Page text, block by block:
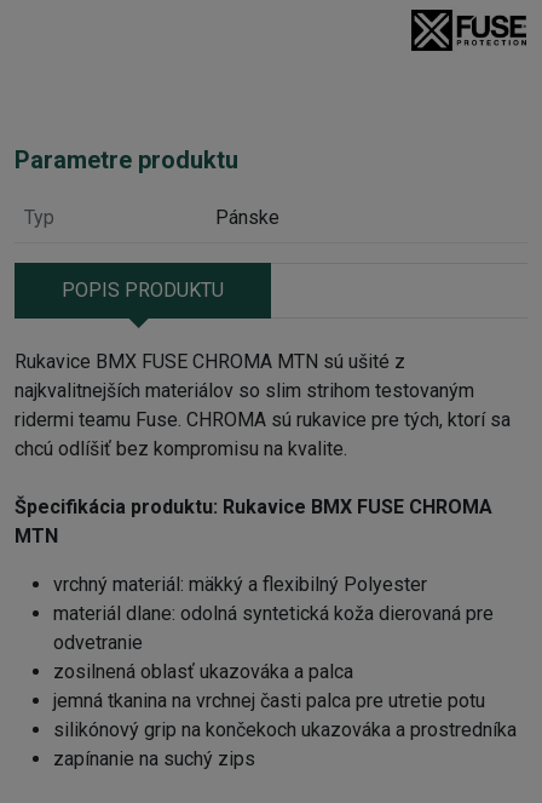
Parametre produktu
Typ Pánske
POPIS PRODUKTU
Rukavice BMX FUSE CHROMA MTN sú ušité z
najkvalitnejších materiálov so slim strihom testovaným
ridermi teamu Fuse. CHROMA sú rukavice pre tých, ktorí sa
chcú odlíšiť bez kompromisu na kvalite.
Špecifikácia produktu: Rukavice BMX FUSE CHROMA
MTN
vrchný materiál: mäkký a flexibilný Polyester
materiál dlane: odolná syntetická koža dierovaná pre
odvetranie
zosilnená oblasť ukazováka a palca
jemná tkanina na vrchnej časti palca pre utretie potu
silikónový grip na končekoch ukazováka a prostredníka
zapínanie na suchý zips